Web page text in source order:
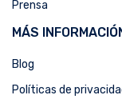
Prensa
MÁS
Blog
Políticas de